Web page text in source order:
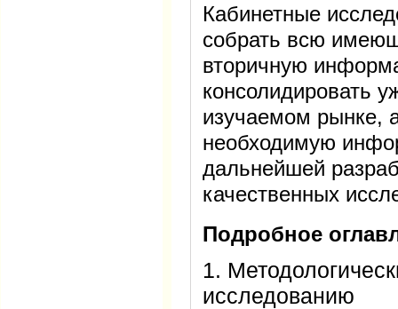
Кабинетные
собрать всю
вторичную
консолидировать
изучаемом рынке,
необходимую
дальнейшей
качественных
Подробное
1.
исследованию